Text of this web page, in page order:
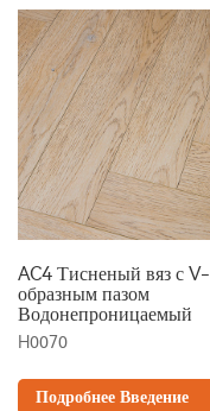
AC4 Тисненый вяз с V-
образным пазом
Водонепроницаемый
H0070
Подробнее Введение